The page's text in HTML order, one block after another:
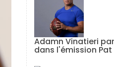
Adamn Vinatieri
dans l'émission Pat